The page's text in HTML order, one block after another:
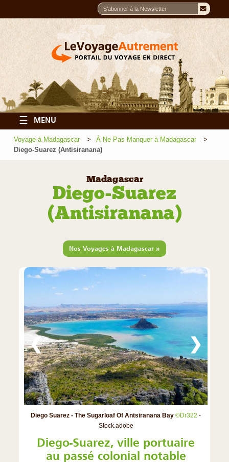
☰ MENU
Voyage à Madagascar
À Ne Pas Manquer à Madagascar
Diego-Suarez (Antisiranana)
Madagascar
Diego-Suarez
(Antisiranana)
Nos Voyages à Madagascar »
Diego Suarez - The Sugarloaf Of Antsiranana Bay ©Dr322 -
Stock.adobe
❮ ❯
Diego-Suarez, ville portuaire
au passé colonial notable